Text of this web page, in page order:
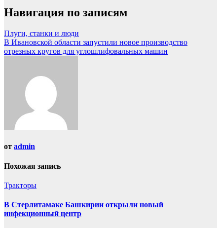
Навигация по записям
Плуги, станки и люди
В Ивановской области запустили новое производство
отрезных кругов для углошлифовальных машин
от admin
Похожая запись
Тракторы
В Стерлитамаке Башкирии открыли новый
инфекционный центр